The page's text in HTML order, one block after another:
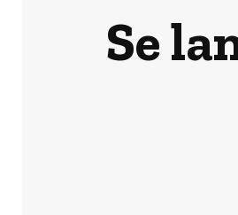
Se